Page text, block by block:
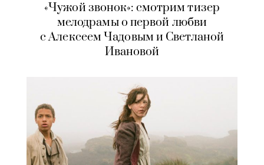
«Чужой звонок»: смотрим тизер
мелодрамы о первой любви
с Алексеем Чадовым и Светланой
Ивановой